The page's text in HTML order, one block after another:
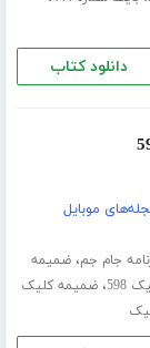
دانلود کتاب
موبایل
جام جم،ضمیمه
598 ،ضمیمه کلیک